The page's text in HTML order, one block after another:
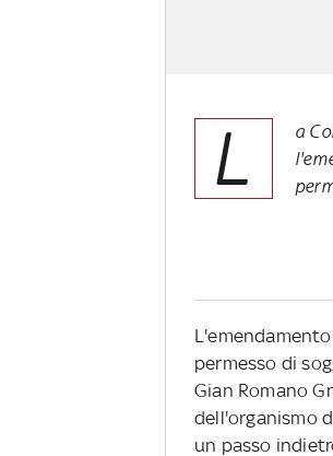
L
a
permesso di
Gian Romano
dell'organismo
un passo